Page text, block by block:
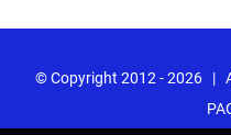
© Copyright 2012 -2026 |